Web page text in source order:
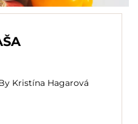
Kristína Hagarová